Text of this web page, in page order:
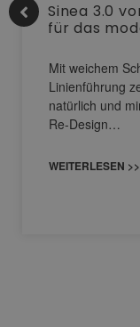
Sinea 3.0
für das
Mit weichem
Linienführung
natürlich und
Re-Design…
WEITERLESEN >>